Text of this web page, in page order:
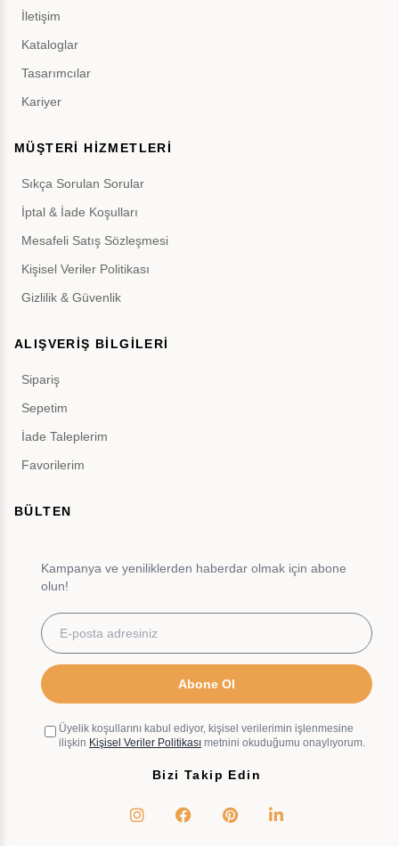
İletişim
Kataloglar
Tasarımcılar
Kariyer
MÜŞTERİ HİZMETLERİ
Sıkça Sorulan Sorular
İptal & İade Koşulları
Mesafeli Satış Sözleşmesi
Kişisel Veriler Politikası
Gizlilik & Güvenlik
ALIŞVERİŞ BİLGİLERİ
Sipariş
Sepetim
İade Taleplerim
Favorilerim
BÜLTEN
Kampanya ve yeniliklerden haberdar olmak için abone
olun!
Abone Ol
Üyelik koşullarını kabul ediyor, kişisel verilerimin işlenmesine
ilişkin Kişisel Veriler Politikası metnini okuduğumu onaylıyorum.
Bizi Takip Edin